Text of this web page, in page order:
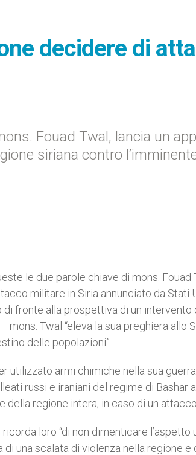
decidere di
Fouad Twal, lancia un
siriana contro
le due parole chiave di mons.
militare in Siria annunciato da Stati
fronte alla prospettiva di un intervento
Twal “eleva la sua preghiera allo
delle popolazioni”.
utilizzato armi chimiche nella sua
russi e iraniani del regime di Bashar
regione intera, in caso di un
loro “di non dimenticare l’aspetto
una scalata di violenza nella regione